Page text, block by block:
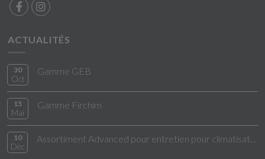
ACTUALITÉS
30
Oct
Gamme GEB
15
Mai
Gamme Firchim
10
Déc